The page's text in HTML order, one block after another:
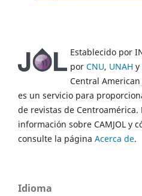
Establecido por
por CNU, UNAH y
Central American
es un servicio para
de revistas de Centroamérica.
información sobre CAMJOL y
consulte la página Acerca de.
Idioma